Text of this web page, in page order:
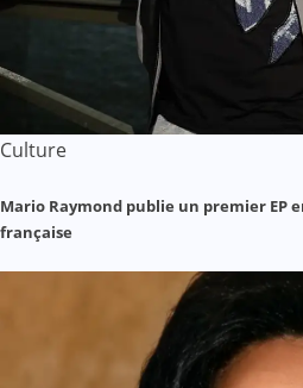
Culture
Mario Raymond publie un premier EP
française